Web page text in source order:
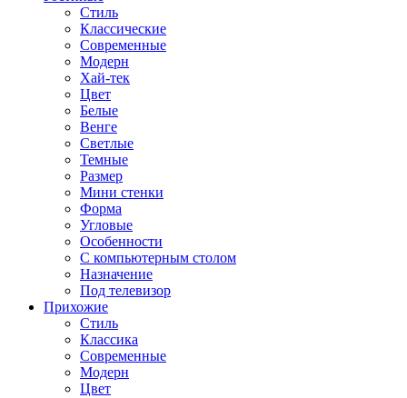
Стиль
Классические
Современные
Модерн
Хай-тек
Цвет
Белые
Венге
Светлые
Темные
Размер
Мини стенки
Форма
Угловые
Особенности
С компьютерным столом
Назначение
Под телевизор
Прихожие
Стиль
Классика
Современные
Модерн
Цвет